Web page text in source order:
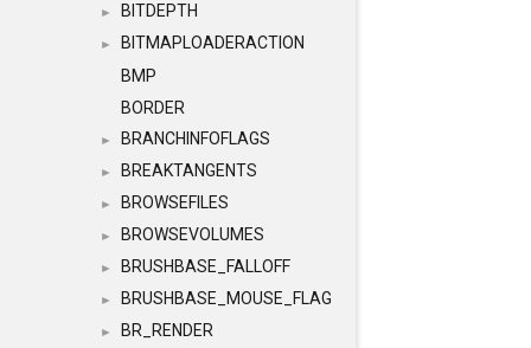
► BITDEPTH
►
BITMAPLOADERACTION
BMP
BORDER
► BRANCHINFOFLAGS
► BREAKTANGENTS
► BROWSEFILES
► BROWSEVOLUMES
► BRUSHBASE_FALLOFF
► BRUSHBASE_MOUSE_FLAG
► BR_RENDER